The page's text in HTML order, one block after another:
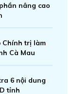
nâng cao
Chính trị làm
Cà Mau
6 nội dung
tỉnh